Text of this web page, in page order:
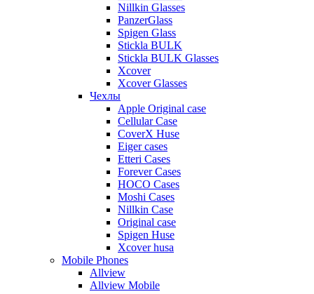
Nillkin Glasses
PanzerGlass
Spigen Glass
Stickla BULK
Stickla BULK Glasses
Xcover
Xcover Glasses
Чехлы
Apple Original case
Cellular Case
CoverX Huse
Eiger cases
Etteri Cases
Forever Cases
HOCO Cases
Moshi Cases
Nillkin Case
Original case
Spigen Huse
Xcover husa
Mobile Phones
Allview
Allview Mobile